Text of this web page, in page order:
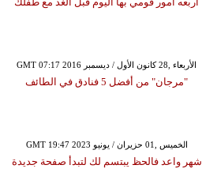
GMT 07:17 2016 الأربعاء ,28 كانون الأول / ديسمبر
"مرجان" من أفضل 5 فنادق في الطائف
GMT 19:47 2023 الخميس ,01 حزيران / يونيو
شهر واعد فالحظ يبتسم لك لتبدأ صفحة جديدة